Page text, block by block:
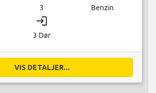
3 Benzin
login
3 Dør
VIS DETALJER...